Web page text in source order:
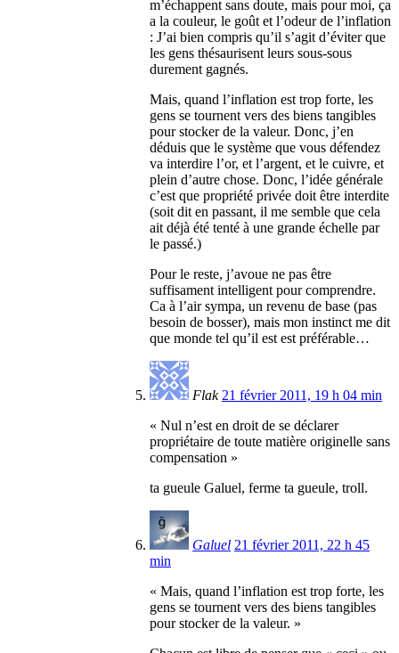
m’échappent sans doute, mais pour moi, ça
a la couleur, le goût et l’odeur de l’inflation
: J’ai bien compris qu’il s’agit d’éviter que
les gens thésaurisent leurs sous-sous
durement gagnés.
Mais, quand l’inflation est trop forte, les
gens se tournent vers des biens tangibles
pour stocker de la valeur. Donc, j’en
déduis que le système que vous défendez
va interdire l’or, et l’argent, et le cuivre, et
plein d’autre chose. Donc, l’idée générale
c’est que propriété privée doit être interdite
(soit dit en passant, il me semble que cela
ait déjà été tenté à une grande échelle par
le passé.)
Pour le reste, j’avoue ne pas être
suffisament intelligent pour comprendre.
Ca à l’air sympa, un revenu de base (pas
besoin de bosser), mais mon instinct me dit
que monde tel qu’il est est préférable…
Flak 21 février 2011, 19 h 04 min
« Nul n’est en droit de se déclarer
propriétaire de toute matière originelle sans
compensation »
ta gueule Galuel, ferme ta gueule, troll.
Galuel 21 février 2011, 22 h 45
min
« Mais, quand l’inflation est trop forte, les
gens se tournent vers des biens tangibles
pour stocker de la valeur. »